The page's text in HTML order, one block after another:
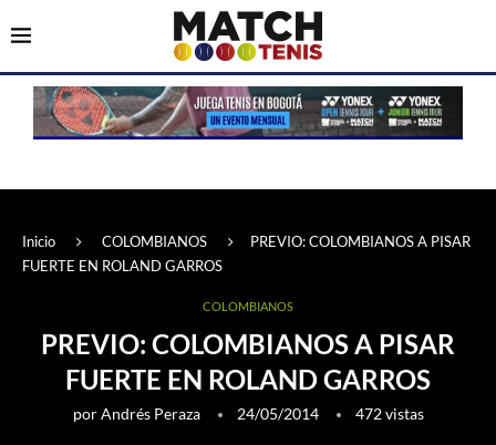
Inicio COLOMBIANOS
PREVIO: COLOMBIANOS A PISAR
FUERTE EN ROLAND GARROS
COLOMBIANOS
PREVIO: COLOMBIANOS A PISAR
FUERTE EN ROLAND GARROS
porAndrés Peraza 24/05/2014 472vistas